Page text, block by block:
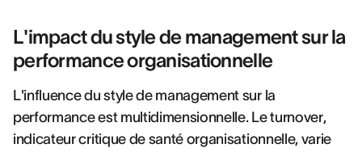
L'impact du style de management sur la
performance organisationnelle
L'influence du style de management sur la
performance est multidimensionnelle. Le turnover,
indicateur critique de santé organisationnelle, varie